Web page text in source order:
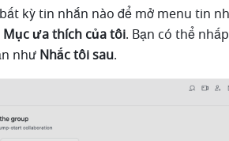
kỳ tin nhắn nào để mở menu tin
Mục ưa thích của tôi. Bạn có thể nhấp
như Nhắc tôi sau.